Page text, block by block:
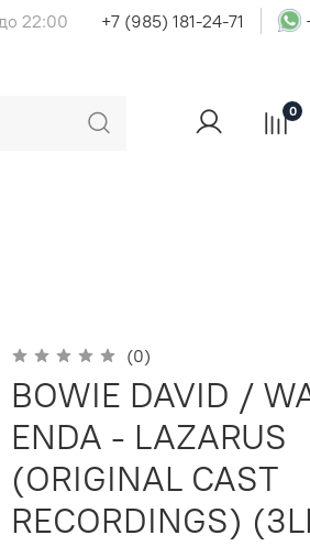
22:00 +7 (985) 181-24-71
0
(0)
BOWIE DAVID /
ENDA - LAZARUS
(ORIGINAL CAST
RECORDINGS)